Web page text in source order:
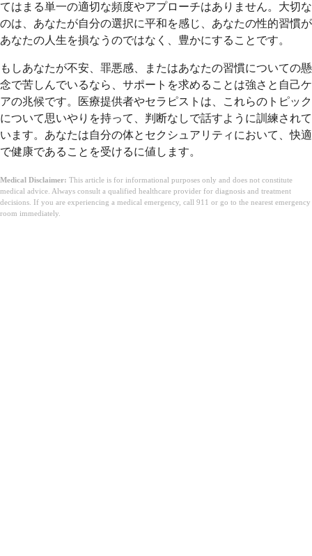
てはまる単一の適切な頻度やアプローチはありません。大切な
のは、あなたが自分の選択に平和を感じ、あなたの性的習慣が
あなたの人生を損なうのではなく、豊かにすることです。
もしあなたが不安、罪悪感、またはあなたの習慣についての懸
念で苦しんでいるなら、サポートを求めることは強さと自己ケ
アの兆候です。医療提供者やセラピストは、これらのトピック
について思いやりを持って、判断なしで話すように訓練されて
います。あなたは自分の体とセクシュアリティにおいて、快適
で健康であることを受けるに値します。
Medical Disclaimer: This article is for informational purposes only and does not constitute
medical advice. Always consult a qualified healthcare provider for diagnosis and treatment
decisions. If you are experiencing a medical emergency, call 911 or go to the nearest emergency
room immediately.